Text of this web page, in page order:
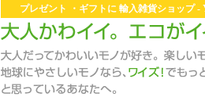
プレゼント ・ギフトに 輸入雑貨ショップ